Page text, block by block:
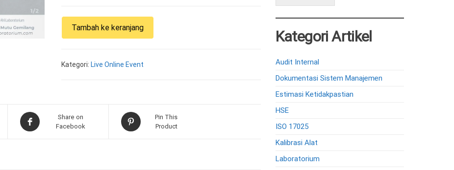
Kromatografi
Tambah ke keranjang
Kategori: Live Online Event
Share on
Facebook
Pin This
Product
Kategori Artikel
Audit Internal
Dokumentasi Sistem Manajemen
Estimasi Ketidakpastian
HSE
ISO 17025
Kalibrasi Alat
Laboratorium